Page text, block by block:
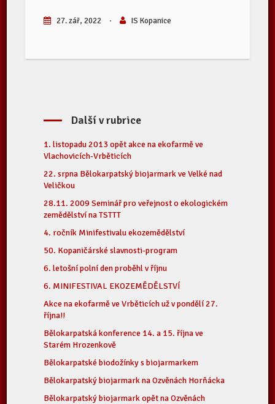
27. zář, 2022 · IS Kopanice
Další v rubrice
1. listopadu 2013 opět akce na ekofarmě ve
Vlachovicích-Vrběticích
22. srpna Bělokarpatský biojarmark ve Velké nad
Veličkou
28.11. 2009 Seminář pro veřejnost o ekologickém
zemědělství na TSTTT
4. ročník Minifestivalu ekozemědělství
50. Kopaničárské slavnosti-program
6. letošní polní den proběhl v říjnu
6. MINIFESTIVAL EKOZEMĚDĚLSTVÍ
Akce na ekofarmě ve Vrběticích už v pondělí 27.
října!!
Bělokarpatská konference 14. a 15. října ve
Starém Hrozenkově
Bělokarpatské biodožínky s biojarmarkem
Bělokarpatský biojarmark na Ozvěnách Horňácka
Bělokarpatský biojarmark opět na Ozvěnách